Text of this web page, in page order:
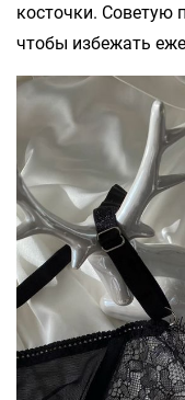
косточки. Советую
чтобы избежать